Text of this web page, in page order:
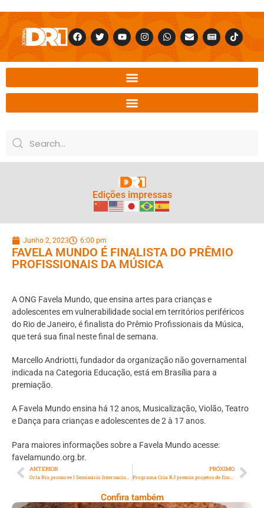
Edições impressas
Junho 2, 2023 6:00 pm
FAVELA MUNDO É FINALISTA DO PRÊMIO
PROFISSIONAIS DA MÚSICA
A ONG Favela Mundo, que ensina artes para crianças e
adolescentes em vulnerabilidade social em territórios periféricos
do Rio de Janeiro, é finalista do Prêmio Profissionais da Música,
que terá sua final neste final de semana.
Marcello Andriotti, fundador da organização não governamental
indicada na Categoria Educação, está em Brasília para a
premiação.
A Favela Mundo ensina há 12 anos, Musicalização, Violão, Teatro
e Dança para crianças e adolescentes de 2 à 17 anos.
Para maiores informações sobre a Favela Mundo acesse:
favelamundo.org.br.
ANTERIOR PRÓXIMO
Programa Cria RJ premia projetos de Economia Criativa em territórios populares da Cidade
Confira também